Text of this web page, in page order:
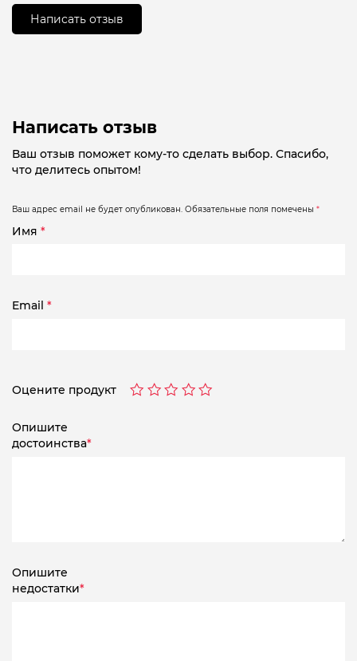
Написать отзыв
Написать отзыв
Ваш отзыв поможет кому-то сделать выбор. Спасибо,
что делитесь опытом!
Ваш адрес email не будет опубликован. Обязательные поля помечены *
Имя *
Email *
Оцените продукт
Опишите
достоинства*
Опишите
недостатки*